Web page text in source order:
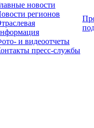
новости
регионов
и видеоотчеты
пресс-службы